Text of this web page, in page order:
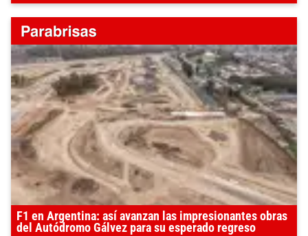
F1 en Argentina: así avanzan las impresionantes obras
del Autódromo Gálvez para su esperado regreso